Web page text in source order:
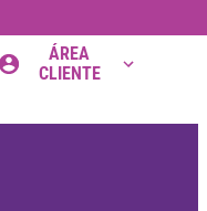
ÁREA
CLIENTE